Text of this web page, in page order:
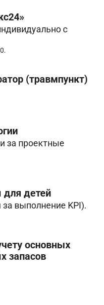
с
(травмпункт)
за проектные
для детей
выполнение KPI).
основных
запасов